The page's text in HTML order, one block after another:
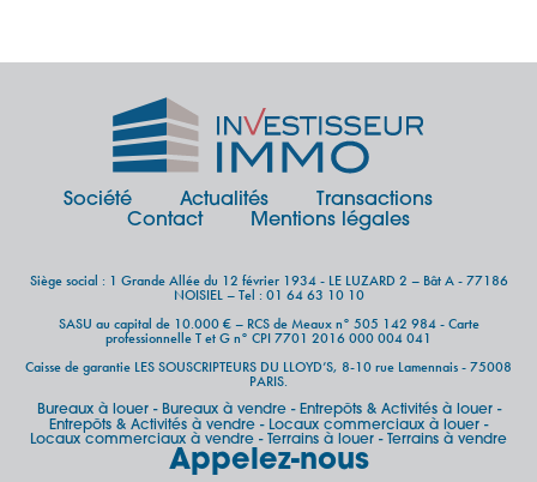
Société Actualités
Transactions
Contact
Mentions légales
Siège social : 1 Grande Allée du 12 février 1934 - LE LUZARD 2 – Bât A - 77186
NOISIEL – Tel : 01 64 63 10 10
SASU au capital de 10.000 € – RCS de Meaux n° 505 142 984 - Carte
professionnelle T et G n° CPI 7701 2016 000 004 041
Caisse de garantie LES SOUSCRIPTEURS DU LLOYD’S, 8-10 rue Lamennais - 75008
PARIS.
Bureaux à louer- Bureaux à vendre- Entrepôts & Activités à louer-
Entrepôts & Activités à vendre - Locaux commerciaux à louer -
Locaux commerciaux à vendre - Terrains à louer - Terrains à vendre
Appelez-nous